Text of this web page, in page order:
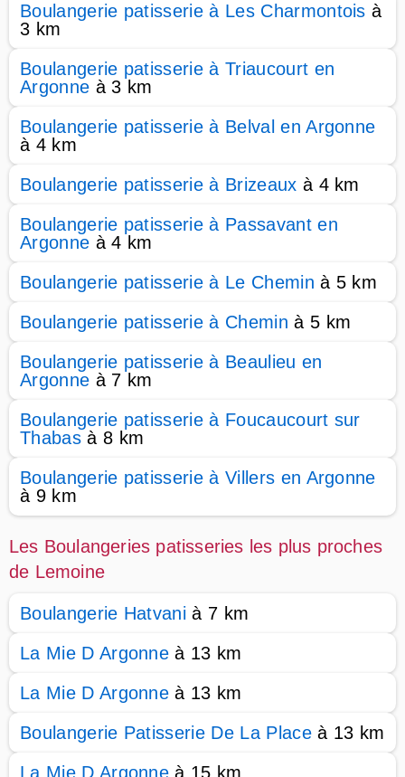
Boulangerie patisserie à Les Charmontois à
3 km
Boulangerie patisserie à Triaucourt en
Argonne à 3 km
Boulangerie patisserie à Belval en Argonne
à 4 km
Boulangerie patisserie à Brizeaux à 4 km
Boulangerie patisserie à Passavant en
Argonne à 4 km
Boulangerie patisserie à Le Chemin à 5 km
Boulangerie patisserie à Chemin à 5 km
Boulangerie patisserie à Beaulieu en
Argonne à 7 km
Boulangerie patisserie à Foucaucourt sur
Thabasà 8 km
Boulangerie patisserie à Villers en Argonne
à 9 km
Les Boulangeries patisseries les plus proches
de Lemoine
Boulangerie Hatvani à 7 km
La Mie D Argonne à 13 km
La Mie D Argonne à 13 km
Boulangerie Patisserie De La Placeà 13 km
La Mie D Argonne à 15 km